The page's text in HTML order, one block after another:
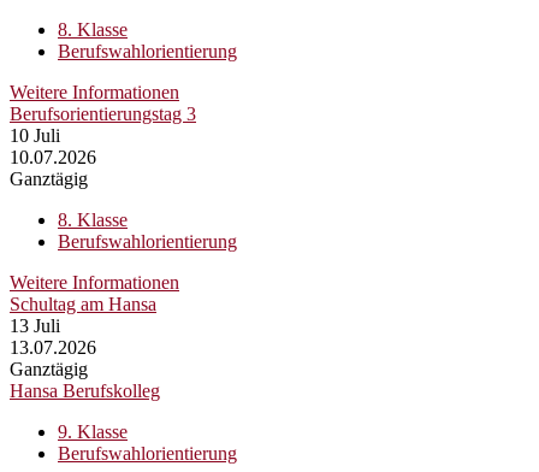
8. Klasse
Berufswahlorientierung
Weitere Informationen
Berufsorientierungstag 3
10 Juli
10.07.2026
Ganztägig
8. Klasse
Berufswahlorientierung
Weitere Informationen
Schultag am Hansa
13 Juli
13.07.2026
Ganztägig
Hansa Berufskolleg
9. Klasse
Berufswahlorientierung